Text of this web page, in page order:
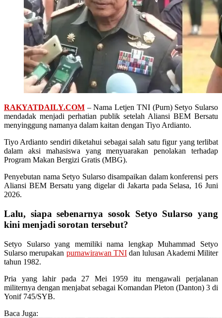
RAKYATDAILY.COM – Nama Letjen TNI (Purn) Setyo Sularso
mendadak menjadi perhatian publik setelah Aliansi BEM Bersatu
menyinggung namanya dalam kaitan dengan Tiyo Ardianto.
Tiyo Ardianto sendiri diketahui sebagai salah satu figur yang terlibat
dalam aksi mahasiswa yang menyuarakan penolakan terhadap
Program Makan Bergizi Gratis (MBG).
Penyebutan nama Setyo Sularso disampaikan dalam konferensi pers
Aliansi BEM Bersatu yang digelar di Jakarta pada Selasa, 16 Juni
2026.
Lalu, siapa sebenarnya sosok Setyo Sularso yang
kini menjadi sorotan tersebut?
Setyo Sularso yang memiliki nama lengkap Muhammad Setyo
Sularso merupakan purnawirawan TNIdan lulusan Akademi Militer
tahun 1982.
Pria yang lahir pada 27 Mei 1959 itu mengawali perjalanan
militernya dengan menjabat sebagai Komandan Pleton (Danton) 3 di
Yonif 745/SYB.
Baca Juga: